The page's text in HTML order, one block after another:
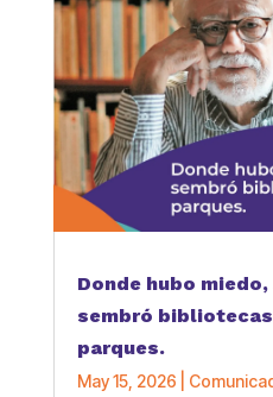
Donde hubo
sembró
parques.
May 15, 2026